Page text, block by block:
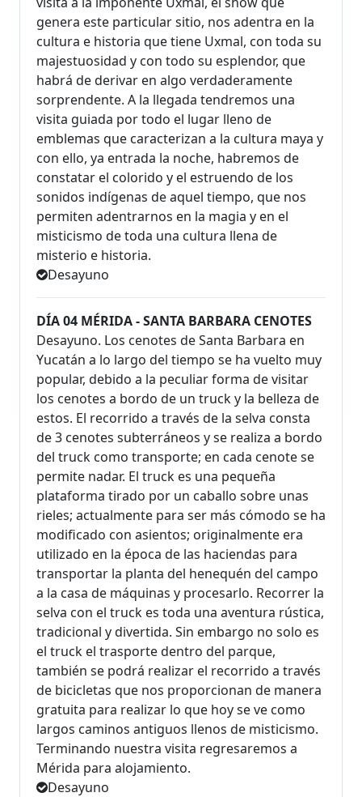
genera este particular sitio, nos adentra en la
cultura e historia que tiene Uxmal, con toda su
majestuosidad y con todo su esplendor, que
habrá de derivar en algo verdaderamente
sorprendente. A la llegada tendremos una
visita guiada por todo el lugar lleno de
emblemas que caracterizan a la cultura maya y
con ello, ya entrada la noche, habremos de
constatar el colorido y el estruendo de los
sonidos indígenas de aquel tiempo, que nos
permiten adentrarnos en la magia y en el
misticismo de toda una cultura llena de
misterio e historia.
Desayuno
DÍA 04 MÉRIDA - SANTA BARBARA CENOTES
Desayuno. Los cenotes de Santa Barbara en
Yucatán a lo largo del tiempo se ha vuelto muy
popular, debido a la peculiar forma de visitar
los cenotes a bordo de un truck y la belleza de
estos. El recorrido a través de la selva consta
de 3 cenotes subterráneos y se realiza a bordo
del truck como transporte; en cada cenote se
permite nadar. El truck es una pequeña
plataforma tirado por un caballo sobre unas
rieles; actualmente para ser más cómodo se ha
modificado con asientos; originalmente era
utilizado en la época de las haciendas para
transportar la planta del henequén del campo
a la casa de máquinas y procesarlo. Recorrer la
selva con el truck es toda una aventura rústica,
tradicional y divertida. Sin embargo no solo es
el truck el trasporte dentro del parque,
también se podrá realizar el recorrido a través
de bicicletas que nos proporcionan de manera
gratuita para realizar lo que hoy se ve como
largos caminos antiguos llenos de misticismo.
Terminando nuestra visita regresaremos a
Mérida para alojamiento.
Desayuno